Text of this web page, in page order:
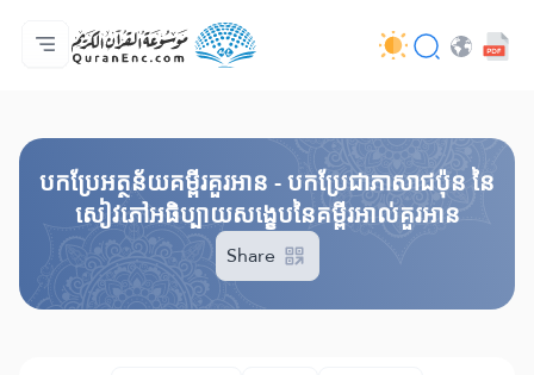
ទំព័រ​ដេីម
មាតិកានៃការបកប្រែ
Audio
សេវាកម្មសម្រាប់អ្នកអភិវឌ្ឍន៍ - API
អំពី​គម្រោង
ទំនាក់ទំងមកកាន់យើងខ្ញុំ
ភាសា
បកប្រែអត្ថន័យគម្ពីរគួរអាន - បកប្រែជាភាសាជប៉ុន នៃ
សៀវភៅអធិប្បាយសង្ខេបនៃគម្ពីរអាល់គួរអាន
Share